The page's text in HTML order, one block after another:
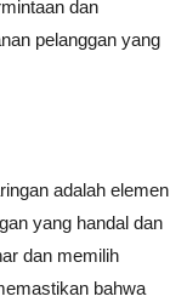
dan
pelanggan yang
adalah elemen
yang handal dan
dan memilih
bahwa